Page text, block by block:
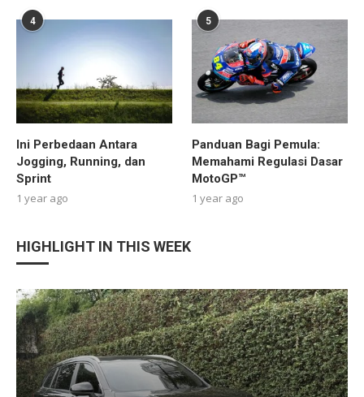
4
Ini Perbedaan Antara
Jogging, Running, dan
Sprint
1 year ago
5
Panduan Bagi Pemula:
Memahami Regulasi Dasar
MotoGP™
1 year ago
HIGHLIGHT IN THIS WEEK